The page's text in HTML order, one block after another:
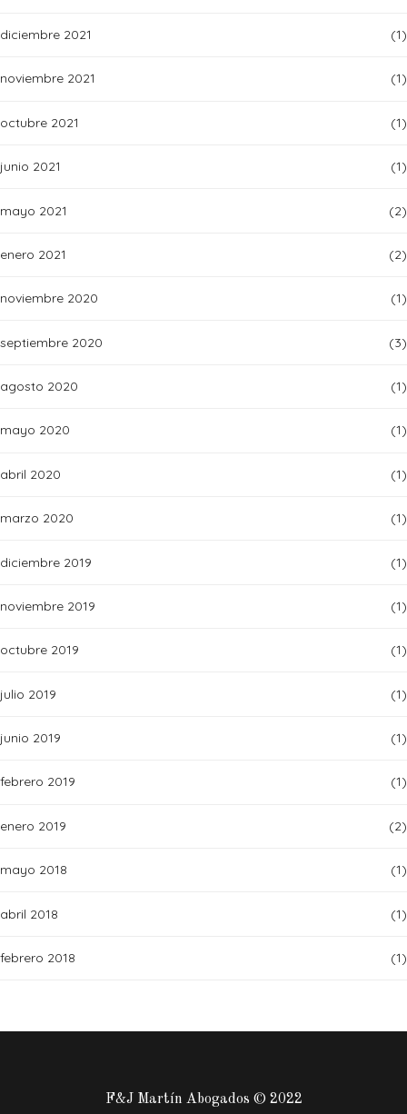
diciembre 2021 (1)
noviembre 2021 (1)
octubre 2021 (1)
junio 2021 (1)
mayo 2021 (2)
enero 2021 (2)
noviembre 2020 (1)
septiembre 2020 (3)
agosto 2020 (1)
mayo 2020 (1)
abril 2020 (1)
marzo 2020 (1)
diciembre 2019 (1)
noviembre 2019 (1)
octubre 2019 (1)
julio 2019 (1)
junio 2019 (1)
febrero 2019 (1)
enero 2019 (2)
mayo 2018 (1)
abril 2018 (1)
febrero 2018 (1)
F&J Martín Abogados © 2022